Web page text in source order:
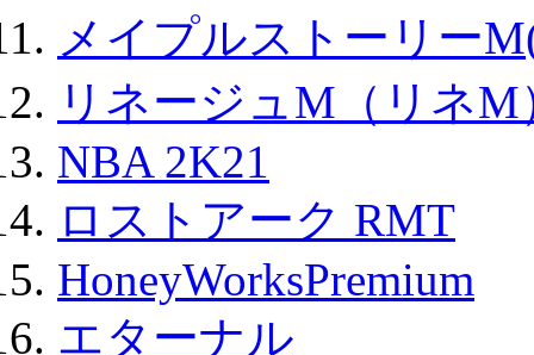
メイプルストーリー
リネージュM（リネM
NBA 2K21
ロストアーク RMT
HoneyWorksPremium
エターナル